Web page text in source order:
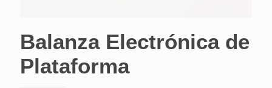
Balanza Electrónica de
Plataforma